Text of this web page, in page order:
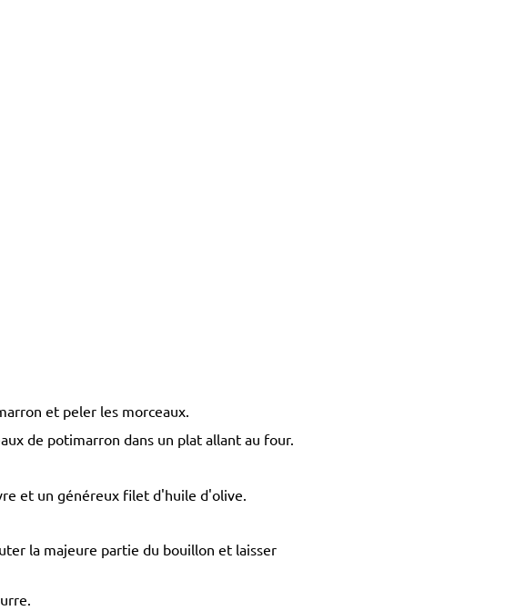
et peler les morceaux.
de potimarron dans un plat allant au four.
et un généreux filet d'huile d'olive.
la majeure partie du bouillon et laisser